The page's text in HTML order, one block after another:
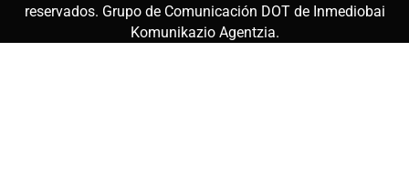
reservados. Grupo de Comunicación DOT de Inmediobai
Komunikazio Agentzia.